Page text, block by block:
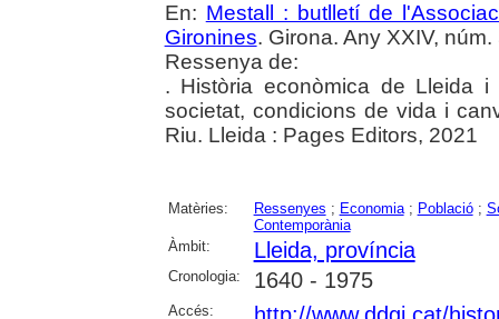
En: Mestall : butlletí de
Gironines. Girona. Any XXIV,
Ressenya de:
. Història econòmica de Lleida
societat, condicions de vida i
Riu. Lleida : Pages Editors, 2021
Matèries: Ressenyes ; Economia; Població;
Contemporània
Àmbit:
Lleida, província
Cronologia: 1640 - 1975
Accés: